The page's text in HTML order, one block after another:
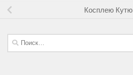
Косплею Кутю
Найти: